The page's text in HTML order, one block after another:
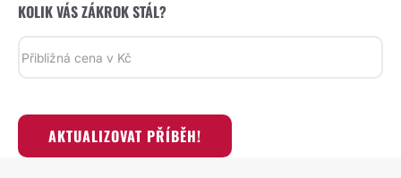
KOLIK VÁS ZÁKROK STÁL?
AKTUALIZOVAT PŘÍBĚH!